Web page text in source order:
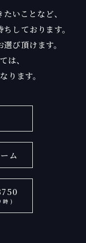
いことなど、
しております。
び頂けます。
は、
ります。
ム
時 )